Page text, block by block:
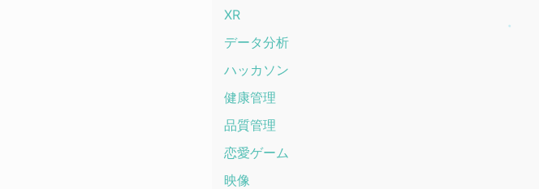
XR
データ分析
ハッカソン
健康管理
品質管理
恋愛ゲーム
映像